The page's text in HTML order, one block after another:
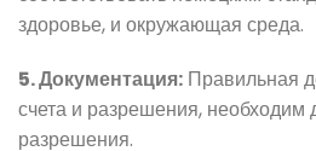
здоровье, и окружающая среда.
5. Документация: Правильная
счета и разрешения, необходим
разрешения.